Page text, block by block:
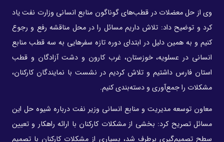
وی از حل معضلات در قطب‌های گوناگون منابع انسانی وزارت نفت یاد
کرد و توضیح داد: تلاش داریم مسائل را در محل مناقشه رفع و رجوع
کنیم و به همین دلیل در ابتدای دوره تازه سفرهایی به سه قطب منابع
انسانی در عسلویه، خوزستان، غرب کارون و دشت آزادگان و قطب
استان فارس داشتیم و تلاش کردیم در نشست با نمایندگان کارکنان،
مشکلات را جمع‌آوری و دسته‌بندی کنیم.
معاون توسعه مدیریت و منابع انسانی وزیر نفت درباره شیوه حل این
مسائل تصریح کرد: بخشی از مشکلات کارکنان با ارائه راهکار و تعیین
سطح تصمیم‌گیری برطرف شد، بسیاری از مشکلات کارکنان با تصمیم